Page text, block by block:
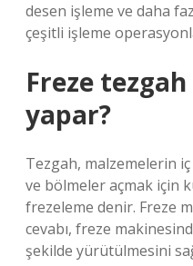
desen işleme ve daha
çeşitli işleme
Freze
yapar?
Tezgah, malzemelerin
ve bölmeler açmak için
frezeleme denir. Freze
cevabı, freze
şekilde yürütülmesini